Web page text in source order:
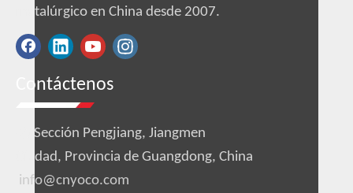
metalúrgico en China desde 2007.
Contáctenos
Sección Pengjiang, Jiangmen
Ciudad, Provincia de Guangdong, China
info@cnyoco.com